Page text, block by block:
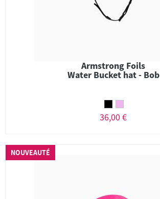
Armstrong Foils
Water Bucket hat - Bob
36,00 €
NOUVEAUTÉ